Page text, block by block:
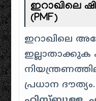
ഇറാഖിലെ
(PMF)
​ഇറാഖിലെ
ഇല്ലാതാക്കുക
പ്രധാന ദൗത്യം.